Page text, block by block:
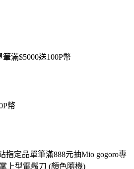
筆滿$5000送100P幣
幣
指定品單筆滿888元抽Mio gogoro專
上型電鬍刀 (顏色隨機)